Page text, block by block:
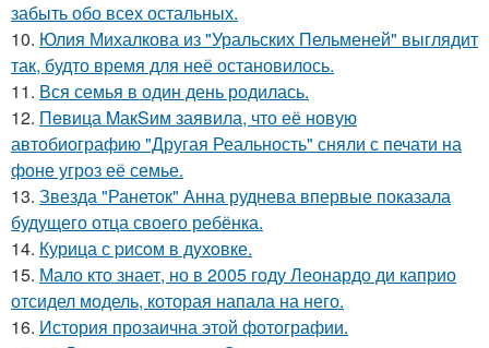
забыть обо всех остальных.
10. Юлия Михалкова из "Уральских Пельменей" выглядит
так, будто время для неё остановилось.
11. Вся семья в один день родилась.
12. Пeвица MакSим заявила, что её новую
автобиографию "Другая Реальность" сняли с печати на
фоне угроз её семье.
13. Звезда "Ранеток" Анна руднева впервые показала
будущего отца своего ребёнка.
14. Курица с pисoм в дyхoвке.
15. Мало кто знает, но в 2005 году Леонардо ди каприо
отсидел модель, которая напала на него.
16. История прозаична этой фотографии.